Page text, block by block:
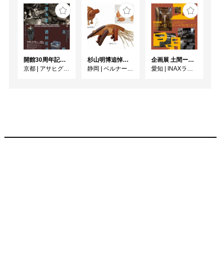
開館30周年記念 山本爲三郎・河井寬次郎没後60年記念 「共鳴 河井寬次郎 × 濱田庄司 ー山本爲三郎コレクションより」
京都
アサヒグループ大山崎山荘美術館
杉山明博追悼展 木とわたし―木工の妙技と美術教育
静岡
ベルナール・ビュフェ美術館
企画展 土間ーつくって、つかって、再発見ー
愛知
INAXライブミュージアム